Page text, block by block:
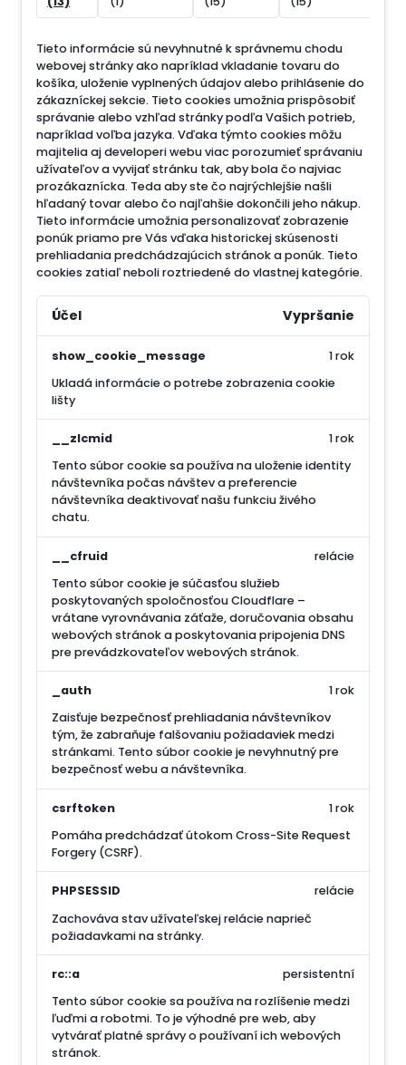
Tieto informácie sú nevyhnutné k správnemu chodu
webovej stránky ako napríklad vkladanie tovaru do
košíka, uloženie vyplnených údajov alebo prihlásenie do
zákazníckej sekcie. Tieto cookies umožnia prispôsobiť
správanie alebo vzhľad stránky podľa Vašich potrieb,
napríklad voľba jazyka. Vďaka týmto cookies môžu
majitelia aj developeri webu viac porozumieť správaniu
užívateľov a vyvijať stránku tak, aby bola čo najviac
prozákaznícka. Teda aby ste čo najrýchlejšie našli
hľadaný tovar alebo čo najľahšie dokončili jeho nákup.
Tieto informácie umožnia personalizovať zobrazenie
ponúk priamo pre Vás vďaka historickej skúsenosti
prehliadania predchádzajúcich stránok a ponúk. Tieto
cookies zatiaľ neboli roztriedené do vlastnej kategórie.
Účel Vypršanie
show_cookie_message
Ukladá informácie o potrebe zobrazenia cookie
lišty
1 rok
__zlcmid
Tento súbor cookie sa používa na uloženie identity
návštevníka počas návštev a preferencie
návštevníka deaktivovať našu funkciu živého
chatu.
1 rok
__cfruid
Tento súbor cookie je súčasťou služieb
poskytovaných spoločnosťou Cloudflare –
vrátane vyrovnávania záťaže, doručovania obsahu
webových stránok a poskytovania pripojenia DNS
pre prevádzkovateľov webových stránok.
relácie
_auth
Zaisťuje bezpečnosť prehliadania návštevníkov
tým, že zabraňuje falšovaniu požiadaviek medzi
stránkami. Tento súbor cookie je nevyhnutný pre
bezpečnosť webu a návštevníka.
1 rok
csrftoken
Pomáha predchádzať útokom Cross-Site Request
Forgery (CSRF).
1 rok
PHPSESSID
Zachováva stav užívateľskej relácie naprieč
požiadavkami na stránky.
relácie
rc::a
Tento súbor cookie sa používa na rozlíšenie medzi
ľuďmi a robotmi. To je výhodné pre web, aby
vytvárať platné správy o používaní ich webových
stránok.
persistentní